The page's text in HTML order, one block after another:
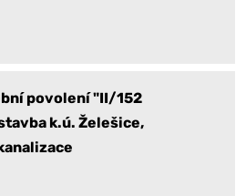
povolení "II/152
k.ú. Želešice,